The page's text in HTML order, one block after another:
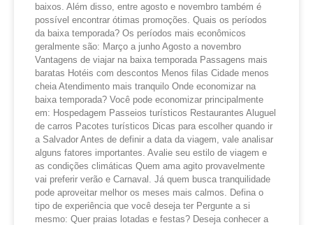
baixos. Além disso, entre agosto e novembro também é
possível encontrar ótimas promoções. Quais os períodos
da baixa temporada? Os períodos mais econômicos
geralmente são: Março a junho Agosto a novembro
Vantagens de viajar na baixa temporada Passagens mais
baratas Hotéis com descontos Menos filas Cidade menos
cheia Atendimento mais tranquilo Onde economizar na
baixa temporada? Você pode economizar principalmente
em: Hospedagem Passeios turísticos Restaurantes Aluguel
de carros Pacotes turísticos Dicas para escolher quando ir
a Salvador Antes de definir a data da viagem, vale analisar
alguns fatores importantes. Avalie seu estilo de viagem e
as condições climáticas Quem ama agito provavelmente
vai preferir verão e Carnaval. Já quem busca tranquilidade
pode aproveitar melhor os meses mais calmos. Defina o
tipo de experiência que você deseja ter Pergunte a si
mesmo: Quer praias lotadas e festas? Deseja conhecer a